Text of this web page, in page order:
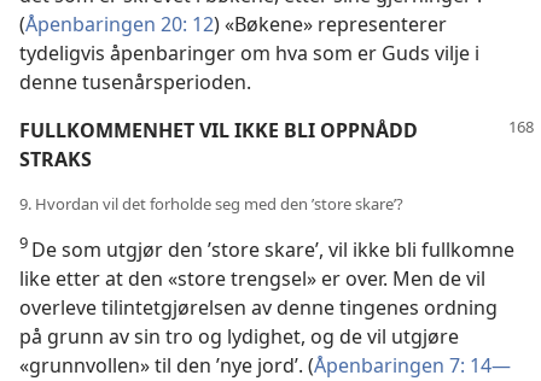
(Åpenbaringen 20: 12) «Bøkene» representerer
tydeligvis åpenbaringer om hva som er Guds vilje i
denne tusenårsperioden.
FULLKOMMENHET VIL IKKE BLI OPPNÅDD
STRAKS
9. Hvordan vil det forholde seg med den ’store skare’?
9 De som utgjør den ’store skare’, vil ikke bli fullkomne
like etter at den «store trengsel» er over. Men de vil
overleve tilintetgjørelsen av denne tingenes ordning
på grunn av sin tro og lydighet, og de vil utgjøre
«grunnvollen» til den ’nye jord’. (Åpenbaringen 7: 14—